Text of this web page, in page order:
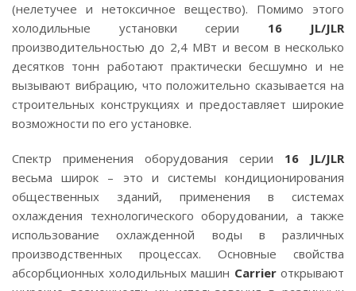
(нелетучее и нетоксичное вещество). Помимо этого
холодильные установки серии 16 JL/JLR
производительностью до 2,4 МВт и весом в несколько
десятков тонн работают практически бесшумно и не
вызывают вибрацию, что положительно сказывается на
строительных конструкциях и предоставляет широкие
возможности по его установке.
Спектр применения оборудования серии 16 JL/JLR
весьма широк – это и системы кондиционирования
общественных зданий, применения в системах
охлаждения технологического оборудовании, а также
использование охлажденной воды в различных
производственных процессах. Основные свойства
абсорбционных холодильных машин Carrier открывают